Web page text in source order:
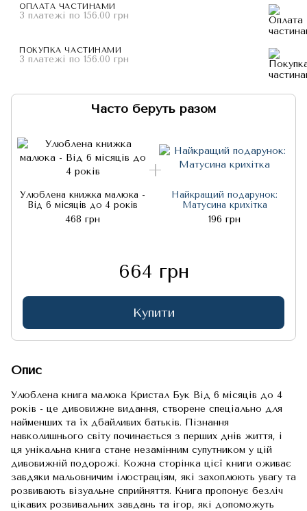
ОПЛАТА ЧАСТИНАМИ
3 платежі по 156.00 грн
ПОКУПКА ЧАСТИНАМИ
3 платежі по 156.00 грн
Часто беруть разом
Улюблена книжка малюка -
Від 6 місяців до 4 років
468 грн
Найкращий подарунок:
Матусина крихітка
196 грн
664 грн
Купити
Опис
Улюблена книга малюка Кристал Бук Від 6 місяців до 4
років - це дивовижне видання, створене спеціально для
найменших та їх дбайливих батьків. Пізнання
навколишнього світу починається з перших днів життя, і
ця унікальна книга стане незамінним супутником у цій
дивовижній подорожі. Кожна сторінка цієї книги оживає
завдяки мальовничим ілюстраціям, які захоплюють увагу та
розвивають візуальне сприйняття. Книга пропонує безліч
цікавих розвивальних завдань та ігор, які допоможуть